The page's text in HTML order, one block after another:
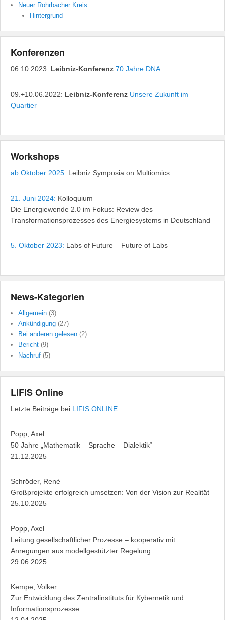
Neuer Rohrbacher Kreis
Hintergrund
Konferenzen
06.10.2023: Leibniz-Konferenz 70 Jahre DNA
09.+10.06.2022: Leibniz-Konferenz Unsere Zukunft im
Quartier
Workshops
ab Oktober 2025: Leibniz Symposia on Multiomics
21. Juni 2024: Kolloquium
Die Energiewende 2.0 im Fokus: Review des
Transformationsprozesses des Energiesystems in Deutschland
5. Oktober 2023: Labs of Future – Future of Labs
News-Kategorien
Allgemein (3)
Ankündigung (27)
Bei anderen gelesen (2)
Bericht (9)
Nachruf (5)
LIFIS Online
Letzte Beiträge bei LIFIS ONLINE:
Popp, Axel
50 Jahre „Mathematik – Sprache – Dialektik“
21.12.2025
Schröder, René
Großprojekte erfolgreich umsetzen: Von der Vision zur Realität
25.10.2025
Popp, Axel
Leitung gesellschaftlicher Prozesse – kooperativ mit
Anregungen aus modellgestützter Regelung
29.06.2025
Kempe, Volker
Zur Entwicklung des Zentralinstituts für Kybernetik und
Informationsprozesse